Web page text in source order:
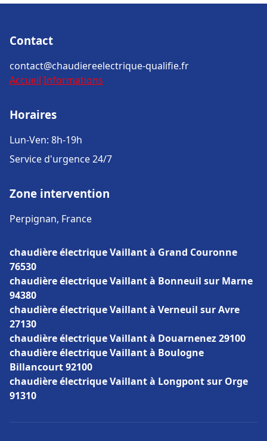
Contact
contact@chaudiereelectrique-qualifie.fr
Accueil Informations
Horaires
Lun-Ven: 8h-19h
Service d'urgence 24/7
Zone intervention
Perpignan, France
chaudière électrique Vaillant à Grand Couronne
76530
chaudière électrique Vaillant à Bonneuil sur Marne
94380
chaudière électrique Vaillant à Verneuil sur Avre
27130
chaudière électrique Vaillant à Douarnenez 29100
chaudière électrique Vaillant à Boulogne
Billancourt 92100
chaudière électrique Vaillant à Longpont sur Orge
91310